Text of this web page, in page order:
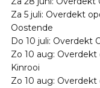
Za 5 juli: Overdekt
Oostende
Do 10 juli: Overdekt
Zo 10 aug:
Kinrooi
Zo 10 aug: